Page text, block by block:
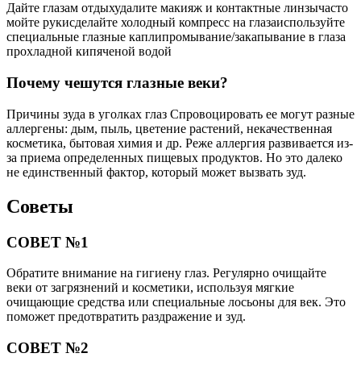
Дайте глазам отдыхудалите макияж и контактные линзычасто
мойте рукисделайте холодный компресс на глазаиспользуйте
специальные глазные каплипромывание/закапывание в глаза
прохладной кипяченой водой
Почему чешутся глазные веки?
Причины зуда в уголках глаз Спровоцировать ее могут разные
аллергены: дым, пыль, цветение растений, некачественная
косметика, бытовая химия и др. Реже аллергия развивается из-
за приема определенных пищевых продуктов. Но это далеко
не единственный фактор, который может вызвать зуд.
Советы
СОВЕТ №1
Обратите внимание на гигиену глаз. Регулярно очищайте
веки от загрязнений и косметики, используя мягкие
очищающие средства или специальные лосьоны для век. Это
поможет предотвратить раздражение и зуд.
СОВЕТ №2